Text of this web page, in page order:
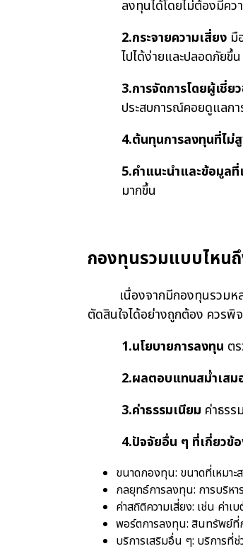
ลงทุนได้โดยไม่ต้องมีคว
2.กระจายความเสี่ยง มื
ไปได้ง่ายและปลอดภัยขึ้น
3.การจัดการโดยผู้เชี่ย
ประสบการณ์คอยดูแลก
4.ต้นทุนการลงทุนที่ไม่
5.คำแนะนำและข้อมูล
มากขึ้น
กองทุนรวมแบบไหนถึ
เนื่องจากมีกองทุนรวมหลา
ตัดสินใจได้อย่างถูกต้อง ควร
1.นโยบายการลงทุน ต
2.ผลตอบแทนสม่ำเสม
3.ค่าธรรมเนียม ค่าธร
4.ปัจจัยอื่น ๆ ที่เกี่ยวข้
ขนาดกองทุน: ขนาดที่เหมาะ
กลยุทธ์การลงทุน: การบริห
ค่าสถิติความเสี่ยง: เช่น ค่า
พอร์ตการลงทุน: สินทรัพย์ที่
บริการเสริมอื่น ๆ: บริการที่